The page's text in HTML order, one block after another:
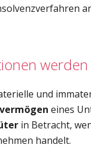
und
eines
in Betracht,
handelt.